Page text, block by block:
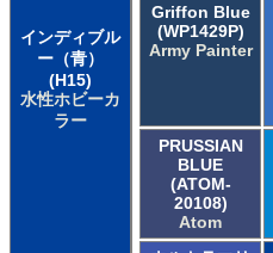
インディブル
ー（青）
(H15)
水性ホビーカ
ラー
Griffon Blue
(WP1429P)
Army Painter
PRUSSIAN
BLUE
(ATOM-
20108)
Atom